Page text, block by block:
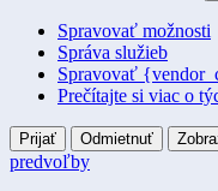
Spravovať možnosti
Správa služieb
Spravovať
Prečítajte si viac o
Prijať Odmietnuť
predvoľby